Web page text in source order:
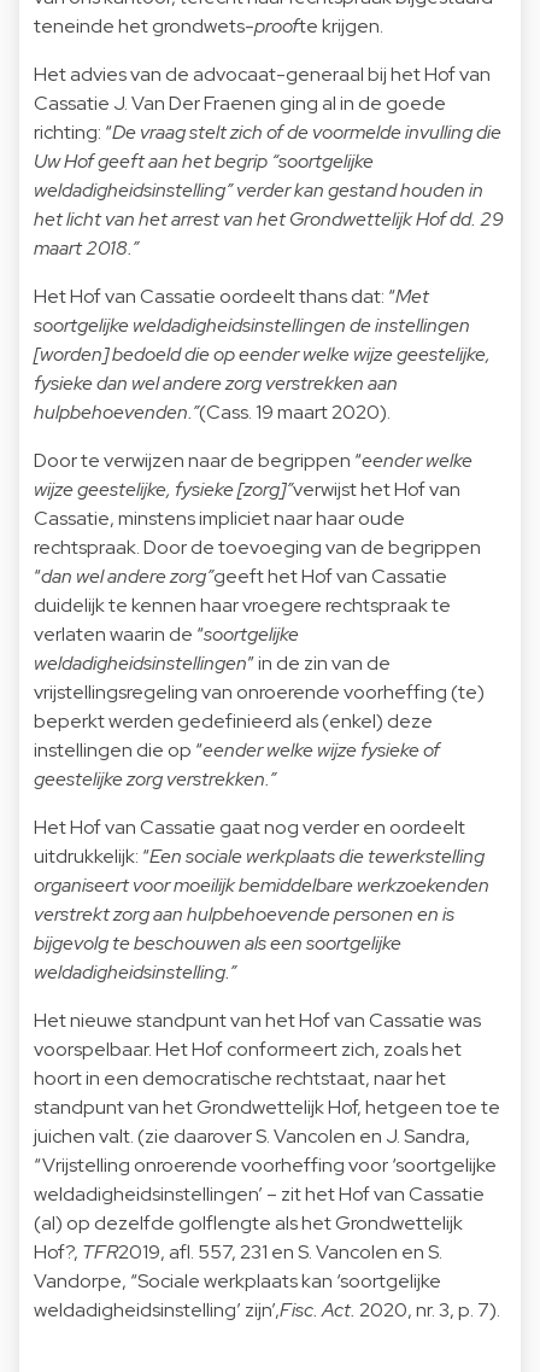
teneinde het grondwets-proofte krijgen.
Het advies van de advocaat-generaal bij het Hof van
Cassatie J. Van Der Fraenen ging al in de goede
richting: “De vraag stelt zich of de voormelde invulling die
Uw Hof geeft aan het begrip “soortgelijke
weldadigheidsinstelling” verder kan gestand houden in
het licht van het arrest van het Grondwettelijk Hof dd. 29
maart 2018.”
Het Hof van Cassatie oordeelt thans dat: “Met
soortgelijke weldadigheidsinstellingen de instellingen
[worden] bedoeld die opeender welke wijze geestelijke,
fysieke dan wel andere zorg verstrekken aan
hulpbehoevenden.”(Cass. 19 maart 2020).
Door te verwijzen naar de begrippen “eender welke
wijze geestelijke, fysieke [zorg]”verwijst het Hof van
Cassatie, minstens impliciet naar haar oude
rechtspraak. Door de toevoeging van de begrippen
“dan wel andere zorg”geeft het Hof van Cassatie
duidelijk te kennen haar vroegere rechtspraak te
verlaten waarin de “soortgelijke
weldadigheidsinstellingen” in de zin van de
vrijstellingsregeling van onroerende voorheffing (te)
beperkt werden gedefinieerd als (enkel) deze
instellingen die op “eender welke wijze fysieke of
geestelijke zorg verstrekken.”
Het Hof van Cassatie gaat nog verder en oordeelt
uitdrukkelijk: “Een sociale werkplaats die tewerkstelling
organiseert voor moeilijk bemiddelbare werkzoekenden
verstrekt zorg aan hulpbehoevende personen en is
bijgevolg te beschouwen als een soortgelijke
weldadigheidsinstelling.”
Het nieuwe standpunt van het Hof van Cassatie was
voorspelbaar. Het Hof conformeert zich, zoals het
hoort in een democratische rechtstaat, naar het
standpunt van het Grondwettelijk Hof, hetgeen toe te
juichen valt. (zie daarover S. Vancolen en J. Sandra,
“Vrijstelling onroerende voorheffing voor ‘soortgelijke
weldadigheidsinstellingen’ – zit het Hof van Cassatie
(al) op dezelfde golflengte als het Grondwettelijk
Hof?, TFR2019, afl. 557, 231 en S. Vancolen en S.
Vandorpe, “Sociale werkplaats kan ‘soortgelijke
weldadigheidsinstelling’ zijn’,Fisc. Act. 2020, nr. 3, p. 7).